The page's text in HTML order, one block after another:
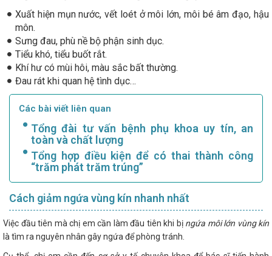
Xuất hiện mụn nước, vết loét ở môi lớn, môi bé âm đạo, hậu
môn.
Sưng đau, phù nề bộ phận sinh dục.
Tiểu khó, tiểu buốt rắt.
Khí hư có mùi hôi, màu sắc bất thường.
Đau rát khi quan hệ tình dục…
Các bài viết liên quan
Tổng đài tư vấn bệnh phụ khoa uy tín, an
toàn và chất lượng
Tổng hợp điều kiện để có thai thành công
“trăm phát trăm trúng”
Cách giảm ngứa vùng kín nhanh nhất
Việc đầu tiên mà chị em cần làm đầu tiên khi bị ngứa môi lớn vùng kín
là tìm ra nguyên nhân gây ngứa để phòng tránh.